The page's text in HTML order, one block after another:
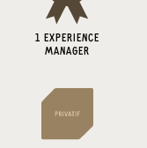
1 EXPERIENCE
MANAGER